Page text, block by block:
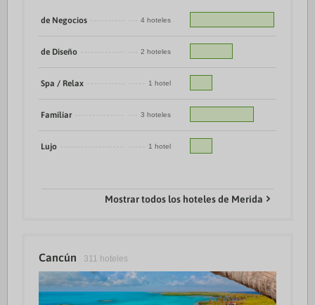
de Negocios 4 hoteles
de Diseño 2 hoteles
Spa / Relax 1 hotel
Familiar 3 hoteles
Lujo 1 hotel
Mostrar todos los hoteles de Merida
Cancún 311 hoteles